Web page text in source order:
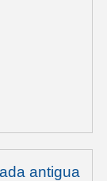
antigua